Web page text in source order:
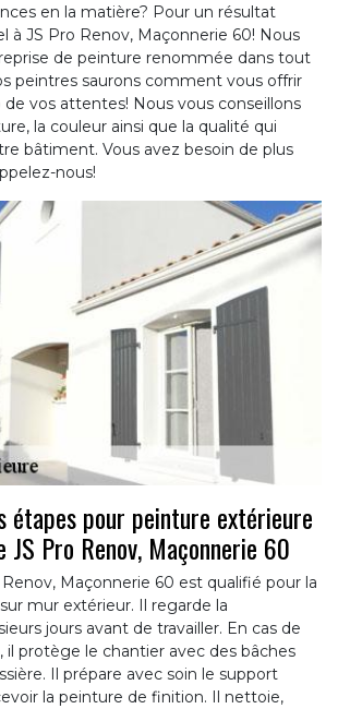
en la matière? Pour un résultat
à JS Pro Renov, Maçonnerie 60! Nous
de peinture renommée dans tout
peintres saurons comment vous offrir
vos attentes! Nous vous conseillons
la couleur ainsi que la qualité qui
bâtiment. Vous avez besoin de plus
nous!
étapes pour peinture extérieure
Pro Renov, Maçonnerie 60
Maçonnerie 60 est qualifié pour la
mur extérieur. Il regarde la
jours avant de travailler. En cas de
il protège le chantier avec des bâches
Il prépare avec soin le support
la peinture de finition. Il nettoie,